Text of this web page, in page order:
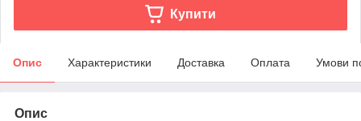
Купити
Опис Характеристики Доставка Оплата Умови
Опис